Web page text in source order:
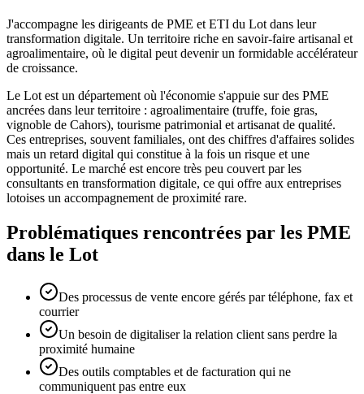
J'accompagne les dirigeants de PME et ETI du Lot dans leur
transformation digitale. Un territoire riche en savoir-faire artisanal et
agroalimentaire, où le digital peut devenir un formidable accélérateur
de croissance.
Le Lot est un département où l'économie s'appuie sur des PME
ancrées dans leur territoire : agroalimentaire (truffe, foie gras,
vignoble de Cahors), tourisme patrimonial et artisanat de qualité.
Ces entreprises, souvent familiales, ont des chiffres d'affaires solides
mais un retard digital qui constitue à la fois un risque et une
opportunité. Le marché est encore très peu couvert par les
consultants en transformation digitale, ce qui offre aux entreprises
lotoises un accompagnement de proximité rare.
Problématiques rencontrées par les PME
dans le Lot
Des processus de vente encore gérés par téléphone, fax et
courrier
Un besoin de digitaliser la relation client sans perdre la
proximité humaine
Des outils comptables et de facturation qui ne
communiquent pas entre eux